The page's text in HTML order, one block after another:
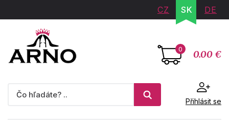
CZ SK DE
0 0.00 €
Přihlásit se